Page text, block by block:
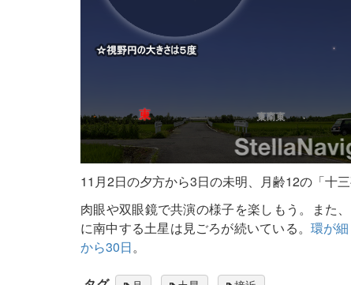
11月2日の夕方から3日の未明、月齢12の「十
肉眼や双眼鏡で共演の様子を楽しもう。また
に南中する土星は見ごろが続いている。 環が
から30日。